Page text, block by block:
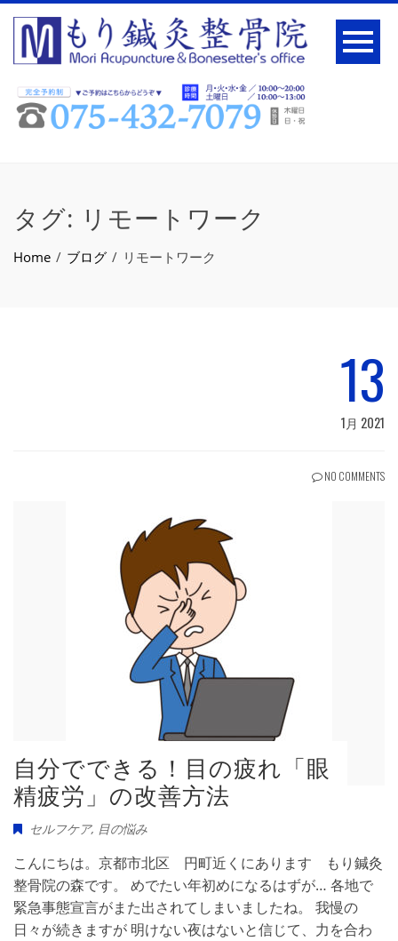
タグ: リモートワーク
Home ブログ リモートワーク
13
1月 2021
NO COMMENTS
自分でできる！目の疲れ「眼
精疲労」の改善方法
セルフケア, 目の悩み
こんにちは。京都市北区 円町近くにあります もり鍼灸
整骨院の森です。 めでたい年初めになるはずが… 各地で
緊急事態宣言がまた出されてしまいましたね。 我慢の
日々が続きますが 明けない夜はないと信じて、力を合わ